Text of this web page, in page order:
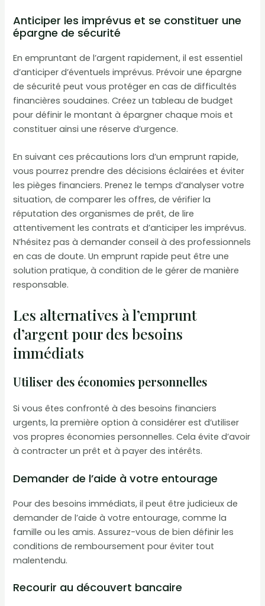
Anticiper les imprévus et se constituer une
épargne de sécurité
En empruntant de l’argent rapidement, il est essentiel
d’anticiper d’éventuels imprévus. Prévoir une épargne
de sécurité peut vous protéger en cas de difficultés
financières soudaines. Créez un tableau de budget
pour définir le montant à épargner chaque mois et
constituer ainsi une réserve d’urgence.
En suivant ces précautions lors d’un emprunt rapide,
vous pourrez prendre des décisions éclairées et éviter
les pièges financiers. Prenez le temps d’analyser votre
situation, de comparer les offres, de vérifier la
réputation des organismes de prêt, de lire
attentivement les contrats et d’anticiper les imprévus.
N’hésitez pas à demander conseil à des professionnels
en cas de doute. Un emprunt rapide peut être une
solution pratique, à condition de le gérer de manière
responsable.
Les alternatives à l’emprunt
d’argent pour des besoins
immédiats
Utiliser des économies personnelles
Si vous êtes confronté à des besoins financiers
urgents, la première option à considérer est d’utiliser
vos propres économies personnelles. Cela évite d’avoir
à contracter un prêt et à payer des intérêts.
Demander de l’aide à votre entourage
Pour des besoins immédiats, il peut être judicieux de
demander de l’aide à votre entourage, comme la
famille ou les amis. Assurez-vous de bien définir les
conditions de remboursement pour éviter tout
malentendu.
Recourir au découvert bancaire